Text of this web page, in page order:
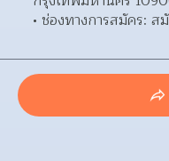
ช่องทางการสมัคร: ส